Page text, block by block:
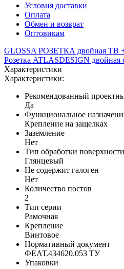
Условия доставки
Оплата
Обмен и возврат
Оптовикам
GLOSSA РОЗЕТКА двойная ТВ
Розетка ATLASDESIGN
Характеристики
Характеристики:
Рекомендованный
Да
Функциональное
Крепление на защелках
Заземление
Нет
Тип обработки поверхности
Глянцевый
Не содержит галоген
Нет
Количество постов
2
Тип серии
Рамочная
Крепление
Винтовое
Нормативный документ
ФЕАТ.434620.053 ТУ
Упаковки